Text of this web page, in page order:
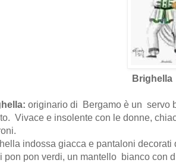
originario di Bergamo è un servo
Vivace e insolente con le donne,
indossa giacca e pantaloni
pon pon verdi, un mantello bianco con